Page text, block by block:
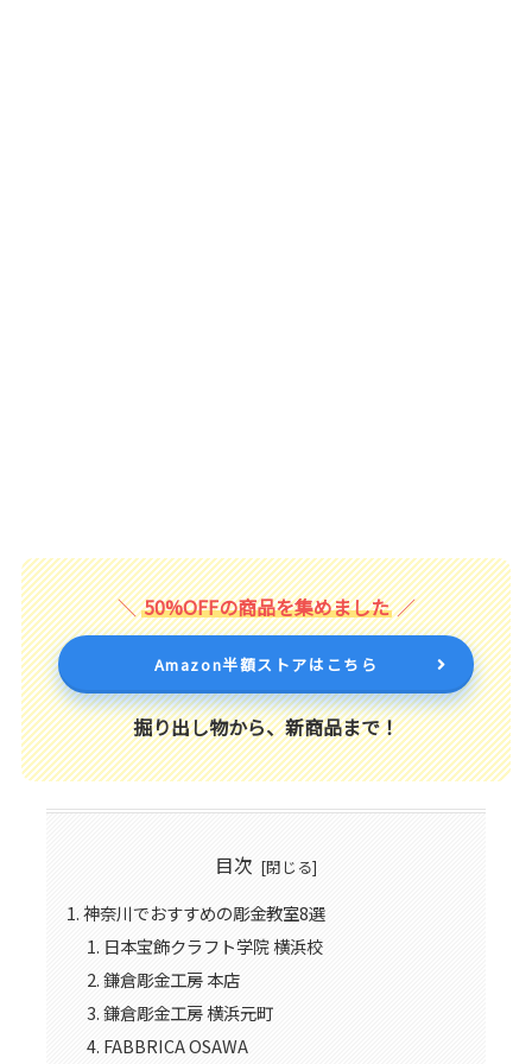
50%OFFの商品を集めました
Amazon半額ストアはこちら
掘り出し物から、新商品まで！
目次
神奈川でおすすめの彫金教室8選
日本宝飾クラフト学院 横浜校
鎌倉彫金工房 本店
鎌倉彫金工房 横浜元町
FABBRICA OSAWA